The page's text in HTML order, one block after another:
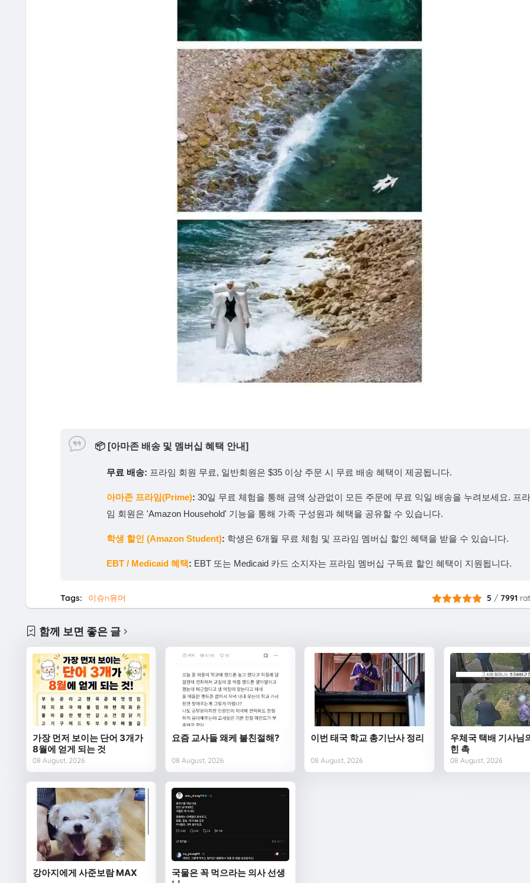
📦 [아마존 배송 및 멤버십 혜택 안내]
무료 배송: 프라임 회원 무료, 일반회원은 $35 이상 주문 시 무료 배송 혜택이 제공됩니다.
아마존 프라임(Prime): 30일 무료 체험을 통해 금액 상관없이 모든 주문에 무료 익일 배송을 누려보세요. 프
임 회원은 'Amazon Household' 기능을 통해 가족 구성원과 혜택을 공유할 수 있습니다.
학생 할인 (Amazon Student): 학생은 6개월 무료 체험 및 프라임 멤버십 할인 혜택을 받을 수 있습니다.
EBT / Medicaid 혜택: EBT 또는 Medicaid 카드 소지자는 프라임 멤버십 구독료 할인 혜택이 지원됩니다.
Tags: 이슈n유머 5 / 7991
함께 보면 좋은 글
가장 먼저 보이는 단어 3개가
8월에 얻게 되는 것
08 August, 2026
요즘 교사들 왜케 불친절해?
08 August, 2026
이번 태국 학교 총기난사 정리
08 August, 2026
우체국 택배 기사님
힌 촉
08 August, 2026
강아지에게 사준보람 MAX
국물은 꼭 먹으라는 의사 선생